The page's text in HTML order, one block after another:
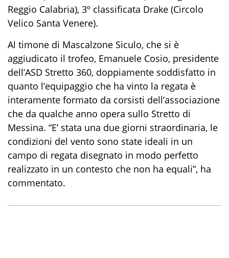
Reggio Calabria), 3º classificata Drake (Circolo
Velico Santa Venere).
Al timone di Mascalzone Siculo, che si è
aggiudicato il trofeo, Emanuele Cosio, presidente
dell’ASD Stretto 360, doppiamente soddisfatto in
quanto l’equipaggio che ha vinto la regata è
interamente formato da corsisti dell’associazione
che da qualche anno opera sullo Stretto di
Messina. “E’ stata una due giorni straordinaria, le
condizioni del vento sono state ideali in un
campo di regata disegnato in modo perfetto
realizzato in un contesto che non ha equali”, ha
commentato.